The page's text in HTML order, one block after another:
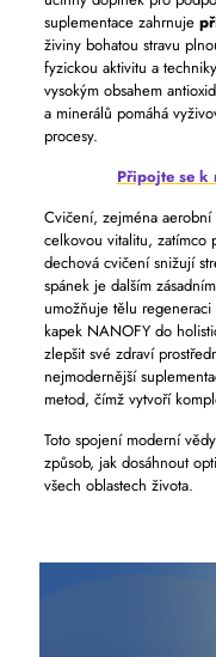
suplementace zahrnuje
živiny bohatou stravu
fyzickou aktivitu a
vysokým obsahem
a minerálů pomáhá
procesy.
Připojte se k
Cvičení, zejména
celkovou vitalitu, zatímco
dechová cvičení snižují
spánek je dalším
umožňuje tělu
kapek NANOFY do
zlepšit své zdraví
nejmodernější
metod, čímž vytvoří
Toto spojení moderní
způsob, jak dosáhnout
všech oblastech života.